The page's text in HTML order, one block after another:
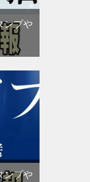
ンプや
ンプや